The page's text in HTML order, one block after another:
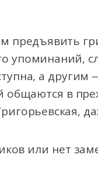
предъявить
упоминаний,
а другим
общаются в
или нет